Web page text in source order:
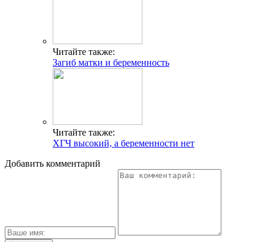
Читайте также:
Загиб матки и беременность
Читайте также:
ХГЧ высокий, а беременности нет
Добавить комментарий